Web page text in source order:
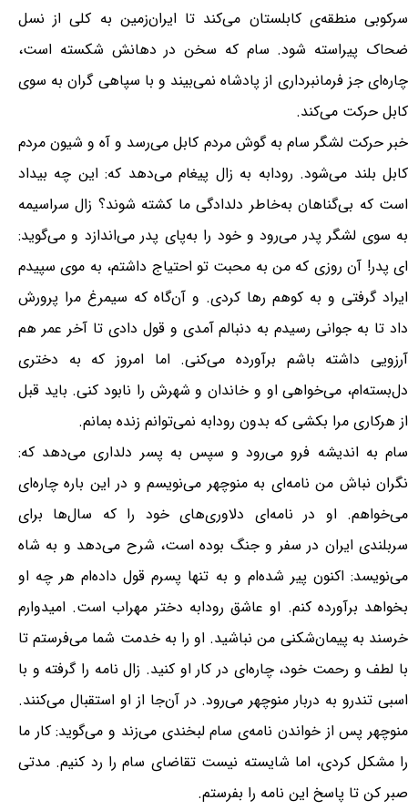
سرکوبی منطقه‌ی کابلستان می‌کند تا ایران‌زمین به کلی از نسل
ضحاک پیراسته شود. سام که سخن در دهانش شکسته است،
چاره‌ای جز فرمانبرداری از پادشاه نمی‌بیند و با سپاهی گران به سوی
کابل حرکت می‌کند.
خبر حرکت لشگر سام به گوش مردم کابل می‌رسد و آه و شیون مردم
کابل بلند می‌شود. رودابه به زال پیغام می‌دهد که: این چه بیداد
است که بی‌گناهان به‌خاطر دلدادگی ما کشته شوند؟ زال سراسیمه
به سوی لشگر پدر می‌رود و خود را به‌پای پدر می‌اندازد و می‌گوید:
ای پدر! آن روزی که من به محبت تو احتیاج داشتم، به موی سپیدم
ایراد گرفتی و به کوهم رها کردی. و آن‌گاه که سیمرغ مرا پرورش
داد تا به جوانی رسیدم به دنبالم آمدی و قول دادی تا آخر عمر هم
آرزویی داشته باشم برآورده می‌کنی. اما امروز که به دختری
دل‌بسته‌ام، می‌خواهی او و خاندان و شهرش را نابود کنی. باید قبل
از هرکاری مرا بکشی که بدون رودابه نمی‌توانم زنده بمانم.
سام به اندیشه فرو می‌رود و سپس به پسر دلداری می‌دهد که:
نگران نباش من نامه‌ای به منوچهر می‌نویسم و در این باره چاره‌ای
می‌خواهم. او در نامه‌ای دلاوری‌های خود را که سال‌ها برای
سربلندی ایران در سفر و جنگ بوده است، شرح می‌دهد و به شاه
می‌نویسد: اکنون پیر شده‌ام و به تنها پسرم قول داده‌ام هر چه او
بخواهد برآورده کنم. او عاشق رودابه دختر مهراب است. امیدوارم
خرسند به پیمان‌شکنی من نباشید. او را به خدمت شما می‌فرستم تا
با لطف و رحمت خود، چاره‌ای در کار او کنید. زال نامه را گرفته و با
اسبی تندرو به دربار منوچهر می‌رود. در آن‌جا از او استقبال می‌کنند.
منوچهر پس از خواندن نامه‌ی سام لبخندی می‌زند و می‌گوید: کار ما
را مشکل کردی، اما شایسته نیست تقاضای سام را رد کنیم. مدتی
صبر کن تا پاسخ این نامه را بفرستم.